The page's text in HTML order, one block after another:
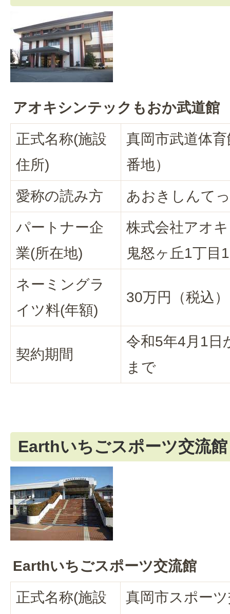
アオキシンテックもおか武道館
正式名称(施設
住所)
真岡市武道体
番地）
愛称の読み方
あおきしんて
パートナー企
業(所在地)
株式会社アオ
鬼怒ヶ丘1丁目
ネーミングラ
イツ料(年額)
30万円（税込）
契約期間
令和5年4月1日
まで
Earthいちごスポーツ交流館
Earthいちごスポーツ交流館
正式名称(施設
真岡市スポー